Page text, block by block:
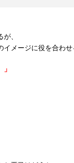
、
メージに役を合わせ